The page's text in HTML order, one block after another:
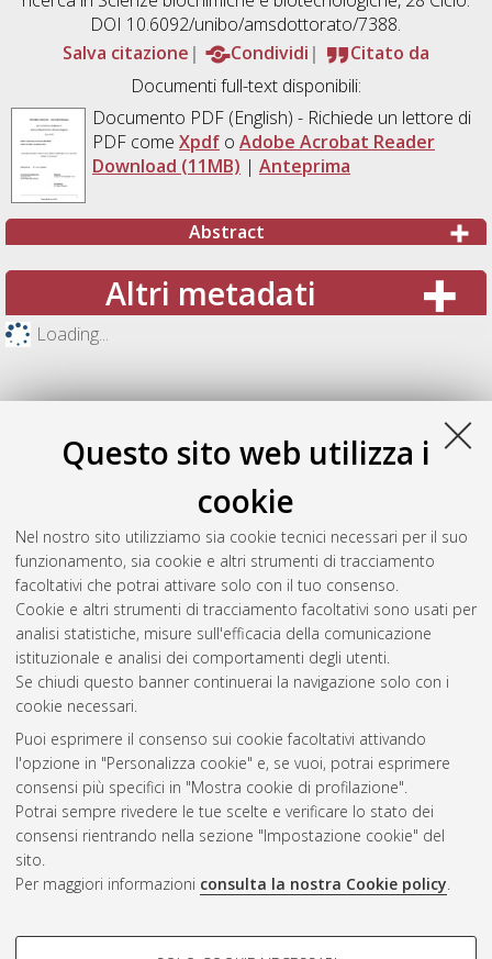
Questo sito web utilizza i
cookie
Nel nostro sito utilizziamo sia cookie tecnici necessari per il suo
funzionamento, sia cookie e altri strumenti di tracciamento
facoltativi che potrai attivare solo con il tuo consenso.
Cookie e altri strumenti di tracciamento facoltativi sono usati per
analisi statistiche, misure sull'efficacia della comunicazione
istituzionale e analisi dei comportamenti degli utenti.
Se chiudi questo banner continuerai la navigazione solo con i
cookie necessari.
Puoi esprimere il consenso sui cookie facoltativi attivando
l'opzione in "Personalizza cookie" e, se vuoi, potrai esprimere
consensi più specifici in "Mostra cookie di profilazione".
Potrai sempre rivedere le tue scelte e verificare lo stato dei
consensi rientrando nella sezione "Impostazione cookie" del
sito.
Per maggiori informazioni consulta la nostra Cookie policy.
COOKIE DI PROFILAZIONE -
DOI 10.6092/unibo/amsdottorato/7388.
Salva citazione
Condividi
Citato da
Documenti full-text disponibili:
Documento PDF(English) - Richiede un lettore di
PDF come Xpdfo Adobe Acrobat Reader
Download (11MB) | Anteprima
Abstract
Altri metadati
Loading...
Gestione del documento:
Atom
Rss 1.0
Rss 2.0
ISSN: 2038-7946
Impostazioni Cookie